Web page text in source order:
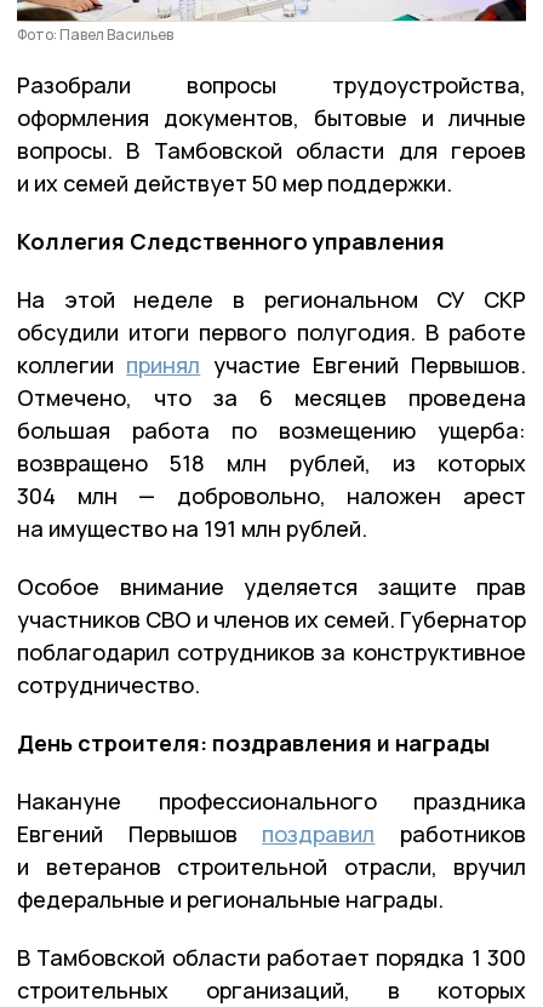
Фото: Павел Васильев
Разобрали вопросы трудоустройства,
оформления документов, бытовые и личные
вопросы. В Тамбовской области для героев
и их семей действует 50 мер поддержки.
Коллегия Следственного управления
На этой неделе в региональном СУ СКР
обсудили итоги первого полугодия. В работе
коллегии принял участие Евгений Первышов.
Отмечено, что за 6 месяцев проведена
большая работа по возмещению ущерба:
возвращено 518 млн рублей, из которых
304 млн — добровольно, наложен арест
на имущество на 191 млн рублей.
Особое внимание уделяется защите прав
участников СВО и членов их семей. Губернатор
поблагодарил сотрудников за конструктивное
сотрудничество.
День строителя: поздравления и награды
Накануне профессионального праздника
Евгений Первышов поздравил работников
и ветеранов строительной отрасли, вручил
федеральные и региональные награды.
В Тамбовской области работает порядка 1 300
строительных организаций, в которых